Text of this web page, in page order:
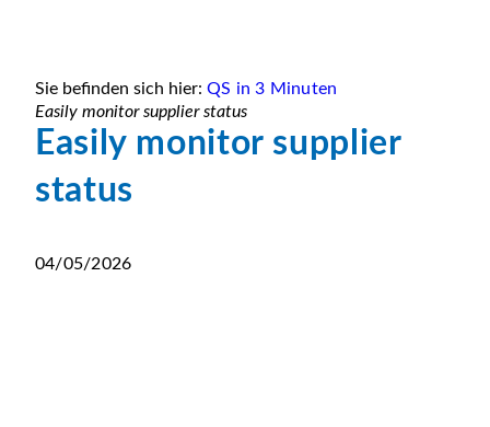
Sie befinden sich hier: QS in 3 Minuten
Easily monitor supplier status
Easily monitor supplier
status
04/05/2026